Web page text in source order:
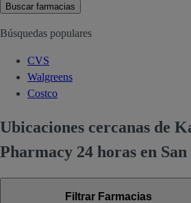
Buscar farmacias
Búsquedas populares
CVS
Walgreens
Costco
Ubicaciones cercanas de
Pharmacy 24 horas en
Filtrar Farmacias